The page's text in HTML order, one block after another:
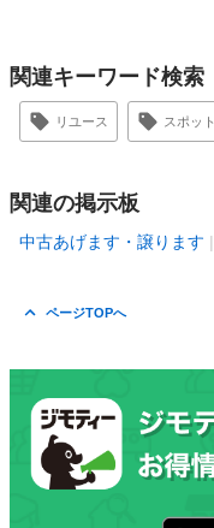
関連キーワード検索
リユース スポット
関連の掲示板
中古あげます・譲ります
ページTOPへ